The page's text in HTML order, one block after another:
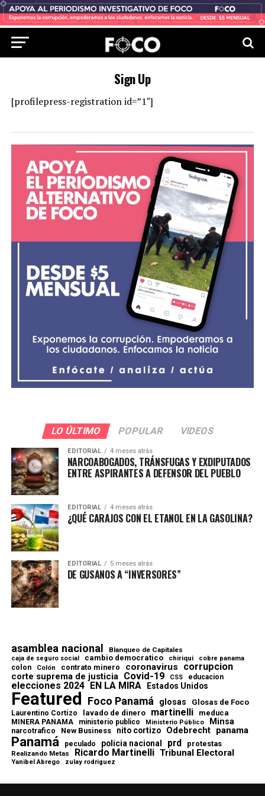
Sign Up
[profilepress-registration id=”1″]
LO ÚLTIMO POPULAR VIDEOS
EDITORIAL 4 meses atrás
NARCOABOGADOS, TRÁNSFUGAS Y EXDIPUTADOS
ENTRE ASPIRANTES A DEFENSOR DEL PUEBLO
EDITORIAL 4 meses atrás
¿QUÉ CARAJOS CON EL ETANOL EN LA GASOLINA?
EDITORIAL 5 meses atrás
DE GUSANOS A “INVERSORES”
asamblea nacional Blanqueo de Capitales
caja de seguro social cambio democratico chiriqui cobre panama
colon Colón contrato minero coronavirus corrupcion
corte suprema de justicia Covid-19 CSS educacion
elecciones 2024 EN LA MIRA Estados Unidos
Featured Foco Panamá glosas Glosas de Foco
Laurentino Cortizo lavado de dinero martinelli meduca
MINERA PANAMA ministerio publico Ministerio Público Minsa
narcotrafico New Business nito cortizo Odebrecht panama
Panamá peculado policia nacional prd protestas
Realizando Metas Ricardo Martinelli Tribunal Electoral
Yanibel Abrego zulay rodriguez